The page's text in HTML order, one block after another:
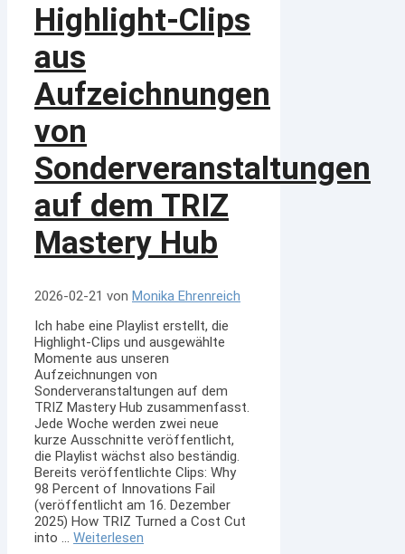
Highlight-Clips
aus
Aufzeichnungen
von
Sonderveranstaltungen
auf dem TRIZ
Mastery Hub
2026-02-21 von Monika Ehrenreich
Ich habe eine Playlist erstellt, die
Highlight-Clips und ausgewählte
Momente aus unseren
Aufzeichnungen von
Sonderveranstaltungen auf dem
TRIZ Mastery Hub zusammenfasst.
Jede Woche werden zwei neue
kurze Ausschnitte veröffentlicht,
die Playlist wächst also beständig.
Bereits veröffentlichte Clips: Why
98 Percent of Innovations Fail
(veröffentlicht am 16. Dezember
2025) How TRIZ Turned a Cost Cut
into … Weiterlesen